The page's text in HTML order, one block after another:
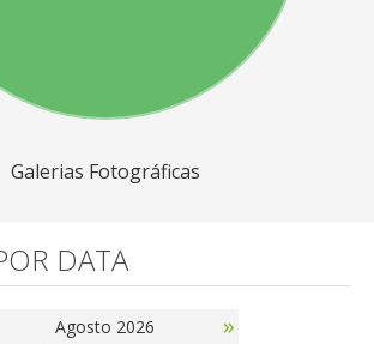
Galerias Fotográficas
DATA
Agosto 2026 »